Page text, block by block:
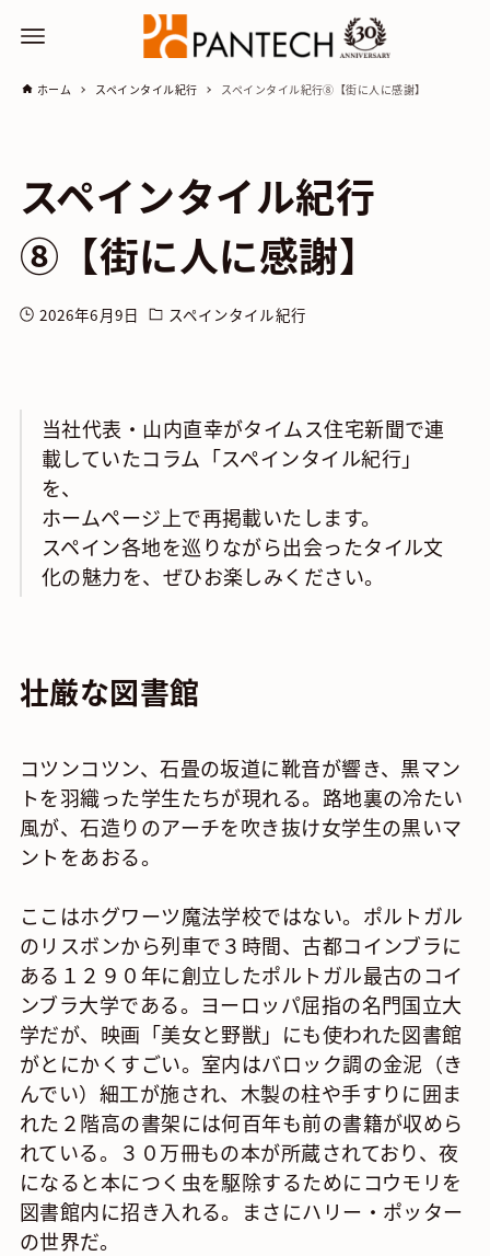
ホーム スペインタイル紀行 スペインタイル紀行⑧【街に人に感謝】
スペインタイル紀行
⑧【街に人に感謝】
2026年6月9日 スペインタイル紀行
当社代表・山内直幸がタイムス住宅新聞で連
載していたコラム「スペインタイル紀行」
を、
ホームページ上で再掲載いたします。
スペイン各地を巡りながら出会ったタイル文
化の魅力を、ぜひお楽しみください。
壮厳な図書館
コツンコツン、石畳の坂道に靴音が響き、黒マン
トを羽織った学生たちが現れる。路地裏の冷たい
風が、石造りのアーチを吹き抜け女学生の黒いマ
ントをあおる。
ここはホグワーツ魔法学校ではない。ポルトガル
のリスボンから列車で３時間、古都コインブラに
ある１２９０年に創立したポルトガル最古のコイ
ンブラ大学である。ヨーロッパ屈指の名門国立大
学だが、映画「美女と野獣」にも使われた図書館
がとにかくすごい。室内はバロック調の金泥（き
んでい）細工が施され、木製の柱や手すりに囲ま
れた２階高の書架には何百年も前の書籍が収めら
れている。３０万冊もの本が所蔵されており、夜
になると本につく虫を駆除するためにコウモリを
図書館内に招き入れる。まさにハリー・ポッター
の世界だ。